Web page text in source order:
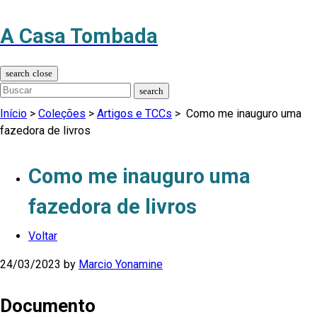
A Casa Tombada
Início > Coleções > Artigos e TCCs > Como me inauguro uma
fazedora de livros
Como me inauguro uma
fazedora de livros
Voltar
24/03/2023 by Marcio Yonamine
Documento